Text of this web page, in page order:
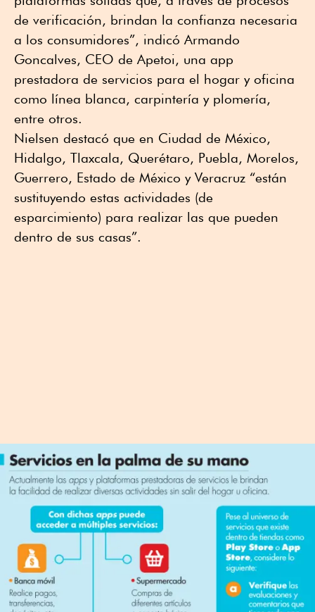
de verificación, brindan la confianza necesaria
a los consumidores”, indicó Armando
Goncalves, CEO de Apetoi, una app
prestadora de servicios para el hogar y oficina
como línea blanca, carpintería y plomería,
entre otros.
Nielsen destacó que en Ciudad de México,
Hidalgo, Tlaxcala, Querétaro, Puebla, Morelos,
Guerrero, Estado de México y Veracruz “están
sustituyendo estas actividades (de
esparcimiento) para realizar las que pueden
dentro de sus casas”.